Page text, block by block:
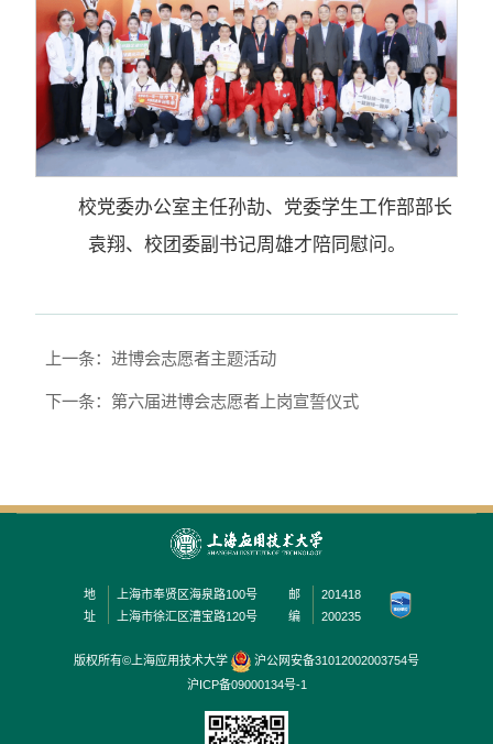
校党委办公室主任孙劼、党委学生工作部部长
袁翔、校团委副书记周雄才陪同慰问。
上一条：进博会志愿者主题活动
下一条：第六届进博会志愿者上岗宣誓仪式
地
址
上海市奉贤区海泉路100号
上海市徐汇区漕宝路120号
邮
编
201418
200235
版权所有©上海应用技术大学
沪公网安备31012002003754号
沪ICP备09000134号-1